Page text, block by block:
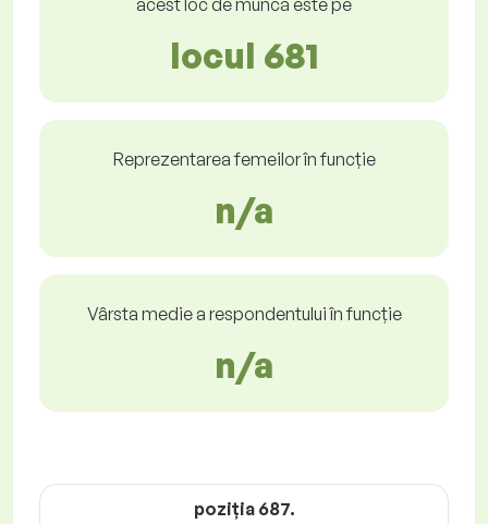
acest loc de muncă este pe
locul 681
Reprezentarea femeilor în funcție
n/a
Vârsta medie a respondentului în funcție
n/a
poziţia 687.